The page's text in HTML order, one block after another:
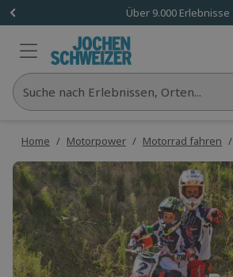
Über 9.000 Erlebnisse
Suche nach Erlebnissen, Orten...
Home / Motorpower / Motorrad fahren /